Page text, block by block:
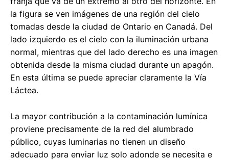
la figura se ven imágenes de una región del cielo
tomadas desde la ciudad de Ontario en Canadá. Del
lado izquierdo es el cielo con la iluminación urbana
normal, mientras que del lado derecho es una imagen
obtenida desde la misma ciudad durante un apagón.
En esta última se puede apreciar claramente la Vía
Láctea.
La mayor contribución a la contaminación lumínica
proviene precisamente de la red del alumbrado
público, cuyas luminarias no tienen un diseño
adecuado para enviar luz solo adonde se necesita e